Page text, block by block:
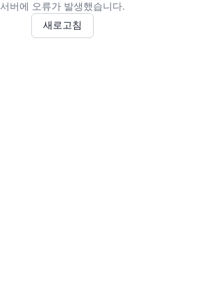
서버에 오류가 발생했습니다.
새로고침